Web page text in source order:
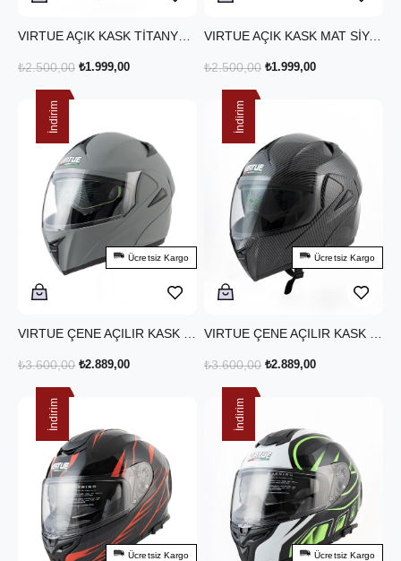
₺1.999,00
₺2.500,00
VIRTUE AÇIK KASK MAT SİYAH
₺1.999,00
₺2.500,00
₺2.889,00
₺3.600,00
İndirim
Ücretsiz Kargo
₺2.889,00
₺3.600,00
İndirim
Ücretsiz Kargo
İndirim
Ücretsiz Kargo
İndirim
Ücretsiz Kargo